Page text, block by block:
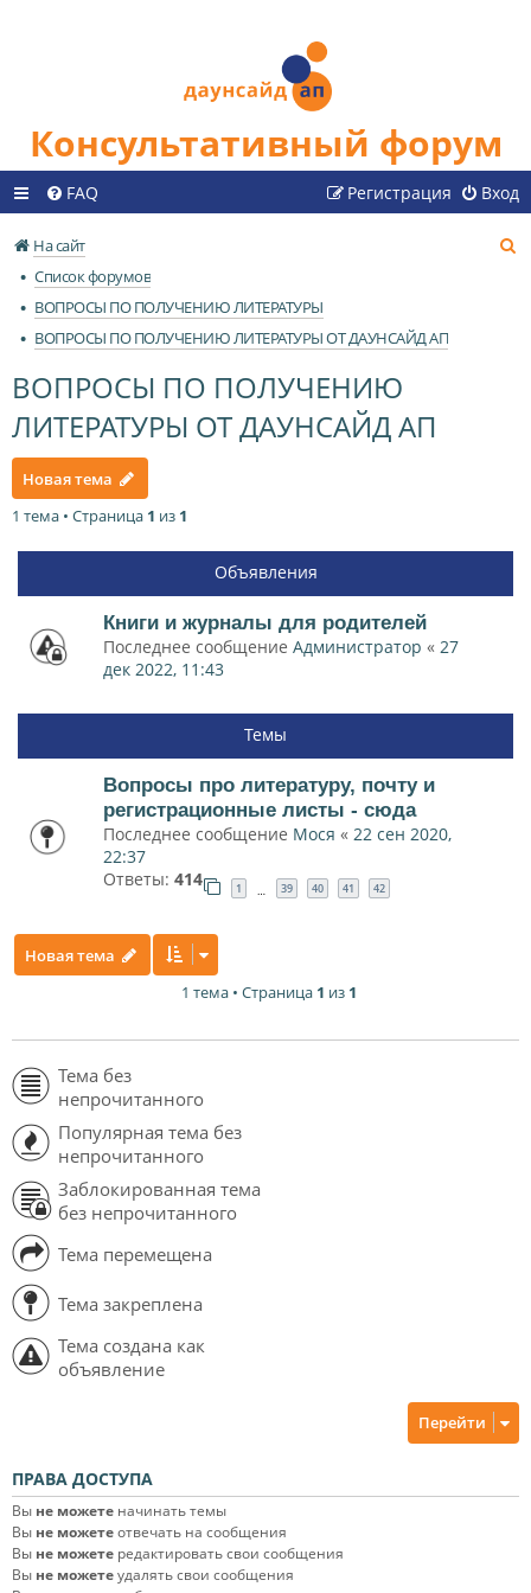
Консультативный форум
FAQ Вход
Регистрация
На сайт
Список форумов
ВОПРОСЫ ПО ПОЛУЧЕНИЮ ЛИТЕРАТУРЫ
ВОПРОСЫ ПО ПОЛУЧЕНИЮ ЛИТЕРАТУРЫ ОТ ДАУНСАЙД АП
ВОПРОСЫ ПО ПОЛУЧЕНИЮ
ЛИТЕРАТУРЫ ОТ ДАУНСАЙД АП
Новая тема
1 тема • Страница 1 из 1
Объявления
Книги и журналы для родителей
Последнее сообщение Администратор « 27
дек 2022, 11:43
Темы
Вопросы про литературу, почту и
регистрационные листы - сюда
Последнее сообщение Мося « 22 сен 2020,
22:37
Ответы: 414 1 … 39 40 41 42
Новая тема
1 тема • Страница 1 из 1
Тема без
непрочитанного
Популярная тема без
непрочитанного
Заблокированная тема
без непрочитанного
Тема перемещена
Тема закреплена
Тема создана как
объявление
Перейти
ПРАВА ДОСТУПА
Вы не можете начинать темы
Вы не можетеотвечать на сообщения
Вы не можете редактировать свои сообщения
Вы не можетеудалять свои сообщения